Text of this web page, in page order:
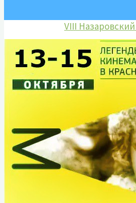
VIII
Марины
IX Назаровский
отечественных
Марины
X Назаровский
Марины
XI